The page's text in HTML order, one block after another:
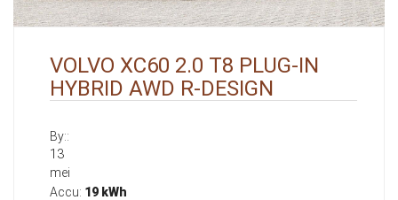
VOLVO XC60 2.0 T8 PLUG-IN
HYBRID AWD R-DESIGN
By::
13
mei
Accu: 19 kWh